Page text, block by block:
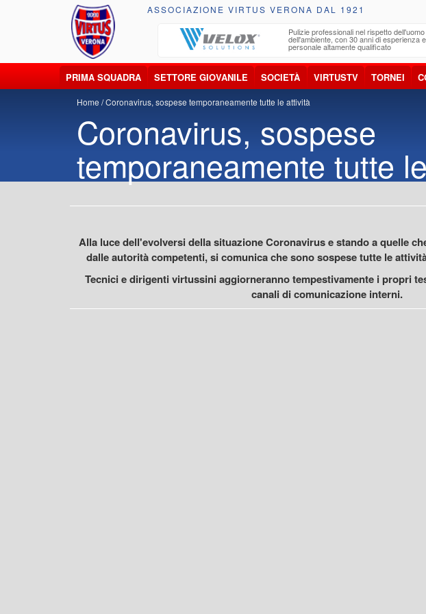
ASSOCIAZIONE VIRTUS VERONA DAL 1921
trasporto, smaltimento e recupero di Pulizie professionali nel rispetto
dell'ambiente, con 30 anni di esperienza e
personale altamente qualificato
PRIMA SQUADRA SETTORE GIOVANILE SOCIETÀ VIRTUSTV TORNEI
Home Coronavirus, sospese temporaneamente tutte le attività
Coronavirus, sospese
temporaneamente tutte
Alla luce dell'evolversi della situazione Coronavirus e stando a quelle
dalle autorità competenti, si comunica che sono sospese tutte le
Tecnici e dirigenti virtussini aggiorneranno tempestivamente i propri
canali di comunicazione interni.